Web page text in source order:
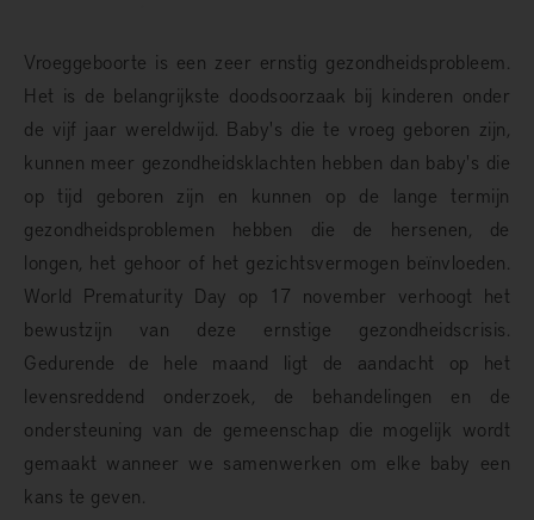
Vroeggeboorte is een zeer ernstig gezondheidsprobleem.
Het is de belangrijkste doodsoorzaak bij kinderen onder
de vijf jaar wereldwijd. Baby's die te vroeg geboren zijn,
kunnen meer gezondheidsklachten hebben dan baby's die
op tijd geboren zijn en kunnen op de lange termijn
gezondheidsproblemen hebben die de hersenen, de
longen, het gehoor of het gezichtsvermogen beïnvloeden.
World Prematurity Day op 17 november verhoogt het
bewustzijn van deze ernstige gezondheidscrisis.
Gedurende de hele maand ligt de aandacht op het
levensreddend onderzoek, de behandelingen en de
ondersteuning van de gemeenschap die mogelijk wordt
gemaakt wanneer we samenwerken om elke baby een
kans te geven.